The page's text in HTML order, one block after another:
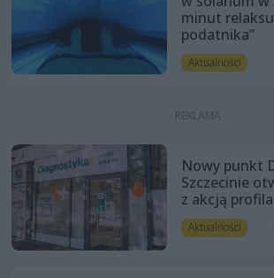
minut
podatnika”
Aktualności
Nowy punkt
Szczecinie
z akcją
Aktualności